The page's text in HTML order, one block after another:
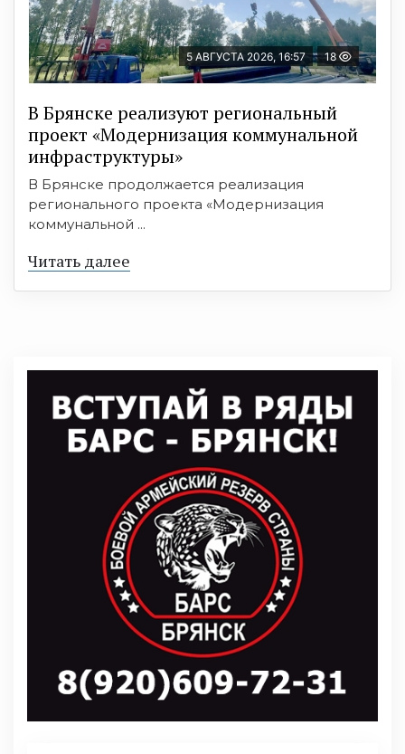
5 АВГУСТА 2026, 16:57 18
В Брянске реализуют региональный
проект «Модернизация коммунальной
инфраструктуры»
В Брянске продолжается реализация
регионального проекта «Модернизация
коммунальной ...
Читать далее